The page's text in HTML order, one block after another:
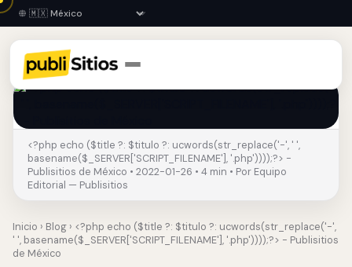
<?php echo ($title ?: $titulo ?: ucwords(str_replace('-', ' ',
basename($_SERVER['SCRIPT_FILENAME'], '.php'))));?> -
Publisitios de México • 2022-01-26 • 4 min • Por Equipo
Editorial — Publisitios
Inicio › Blog › <?php echo ($title ?: $titulo ?: ucwords(str_replace('-',
' ', basename($_SERVER['SCRIPT_FILENAME'], '.php'))));?> - Publisitios
de México